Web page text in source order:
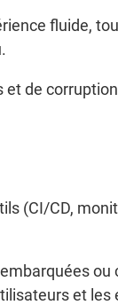
fluide,
de
(CI/CD,
ou
et les